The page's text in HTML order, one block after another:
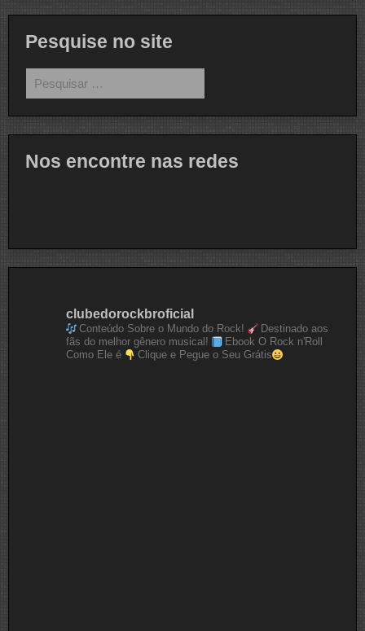
Pesquise no site
por:
Nos encontre nas redes
clubedorockbroficial
Conteúdo Sobre o Mundo do Rock!
Destinado aos
fãs do melhor gênero musical!
Ebook O Rock n'Roll
Como Ele é
Clique e Pegue o Seu Grátis